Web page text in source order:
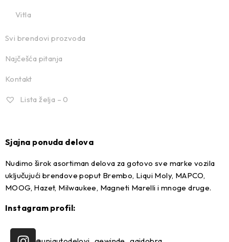
Vitla
Svi brendovi prozvoda
Najčešća pitanja
Kontakt
Lista želja – 0
Sjajna ponuda delova
Nudimo širok asortiman delova za gotovo sve marke vozila
uključujući brendove poput Brembo, Liqui Moly, MAPCO,
MOOG, Hazet, Milwaukee, Magneti Marelli i mnoge druge.
Instagram profil: